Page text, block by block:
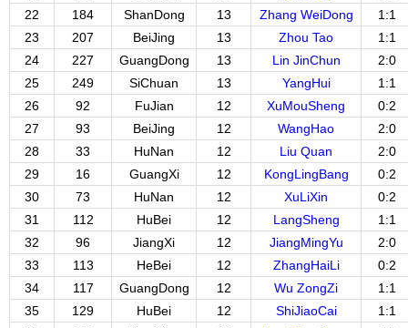
22
184 ShanDong 13 Zhang WeiDong
1:1
23
207 BeiJing 13 Zhou Tao
1:1
24
227 GuangDong 13 Lin JinChun
2:0
25
249 SiChuan 13 YangHui
1:1
26
92 FuJian 12 XuMouSheng
0:2
27
93 BeiJing 12 WangHao
2:0
28
33 HuNan 12 Liu Quan
2:0
29
16 GuangXi 12 KongLingBang
0:2
30
73 HuNan 12 XuLiXin
0:2
31
112 HuBei 12 LangSheng
1:1
32
96 JiangXi 12 JiangMingYu
2:0
33
113 HeBei 12 ZhangHaiLi
0:2
34
117 GuangDong 12 Wu ZongZi
1:1
35
129 HuBei 12 ShiJiaoCai
1:1